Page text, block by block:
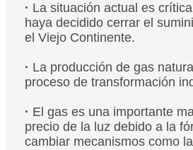
​​​​​​​· La situación actual es
haya decidido cerrar el
el Viejo Continente.
​​​​​​​· La producción de gas
proceso de transformación
​​​​​​​· El gas es una importante
precio de la luz debido a la
cambiar mecanismos como